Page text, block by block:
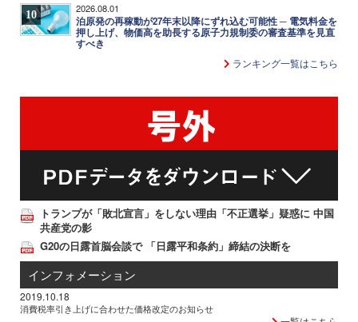
10 2026.08.01
泊原発の再稼動が27年末以降にずれ込む可能性 ─ 電気料金を
押し上げ、物価高を助長する原子力規制委の審査基準を見直
すべき
ランキング一覧はこちら
トランプが「敗北宣言」をしない理由「不正選挙」疑惑に 中国
共産党の影
G20の日露首脳会談で 「日露平和条約」締結の決断を
インフォメーション
2019.10.18
消費税率引き上げに合わせた価格改定のお知らせ